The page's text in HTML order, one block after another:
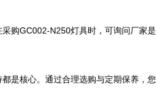
购GC002-N250灯具时，可询问厂家
是核心。通过合理选购与定期保养，